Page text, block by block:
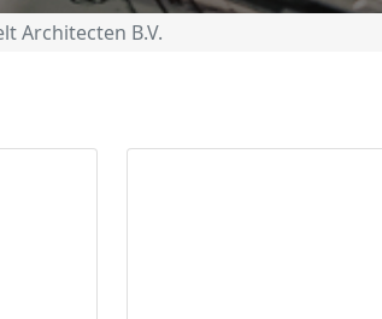
Architecten B.V.